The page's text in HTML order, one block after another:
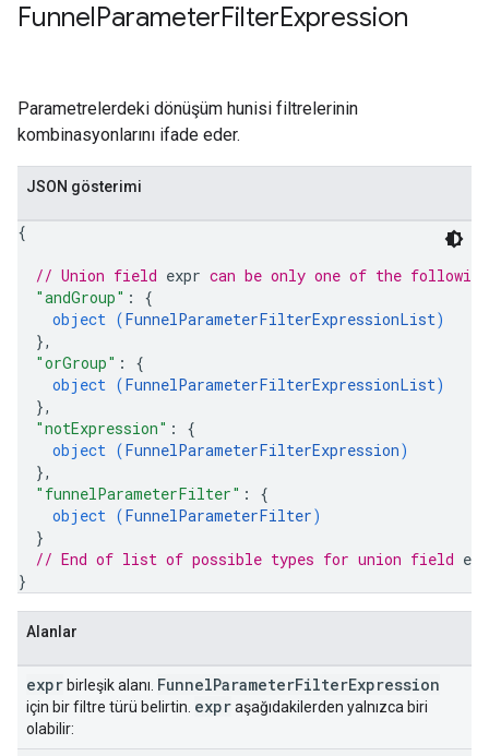
FunnelParameterFilterExpression
Parametrelerdeki dönüşüm hunisi filtrelerinin
kombinasyonlarını ifade eder.
JSON gösterimi
{
// Union field expr can be only one of the
"andGroup" : {
object (FunnelParameterFilterExpressionList)
},
"orGroup" : {
object (FunnelParameterFilterExpressionList)
},
"notExpression" : {
object (FunnelParameterFilterExpression)
},
"funnelParameterFilter" : {
object (FunnelParameterFilter)
}
// End of list of possible types for union field
}
Alanlar
expr birleşik alanı. FunnelParameterFilterExpression
için bir filtre türü belirtin. expraşağıdakilerden yalnızca biri
olabilir: